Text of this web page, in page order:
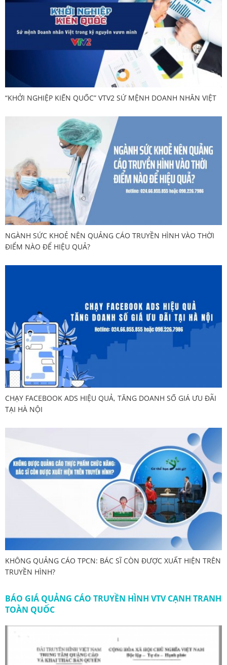
“KHỞI NGHIỆP KIẾN QUỐC” VTV2 SỨ MỆNH DOANH NHÂN VIỆT
NGÀNH SỨC KHOẺ NÊN QUẢNG CÁO TRUYỀN HÌNH VÀO THỜI
ĐIỂM NÀO ĐỂ HIỆU QUẢ?
CHẠY FACEBOOK ADS HIỆU QUẢ, TĂNG DOANH SỐ GIÁ ƯU ĐÃI
TẠI HÀ NỘI
KHÔNG QUẢNG CÁO TPCN: BÁC SĨ CÒN ĐƯỢC XUẤT HIỆN TRÊN
TRUYỀN HÌNH?
BÁO GIÁ QUẢNG CÁO TRUYỀN HÌNH VTV CẠNH TRANH
TOÀN QUỐC